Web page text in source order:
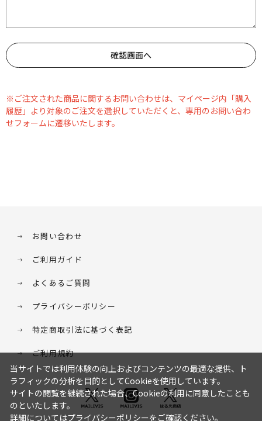
※ご注文された商品に関するお問い合わせは、マイページ内「購入
履歴」より対象のご注文を選択していただくと、専用のお問い合わ
せフォームに遷移いたします。
お問い合わせ
ご利用ガイド
よくあるご質問
プライバシーポリシー
特定商取引法に基づく表記
ご利用規約
当サイトでは利用体験の向上およびコンテンツの最適な提供、ト
ラフィックの分析を目的としてCookieを使用しています。
サイトの閲覧を継続された場合、Cookieの利用に同意したことも
のといたします。
詳細についてはプライバシーポリシーをご確認ください。